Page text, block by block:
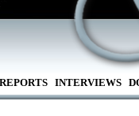
INTERVIEWS